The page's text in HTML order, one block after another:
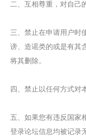
二、互相尊重，对自己
三、禁止在申请用户时
谤、造谣类的或是有其
将其删除。
四、禁止以任何方式对
五、如果您有违反国家
登录论坛信息均被记录